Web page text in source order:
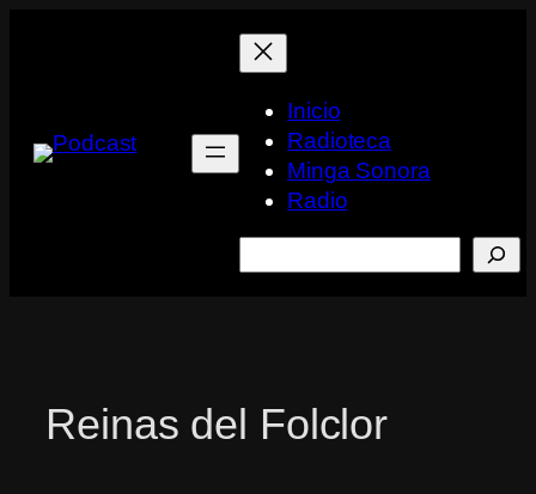
Inicio
Radioteca
Minga Sonora
Radio
Reinas del Folclor